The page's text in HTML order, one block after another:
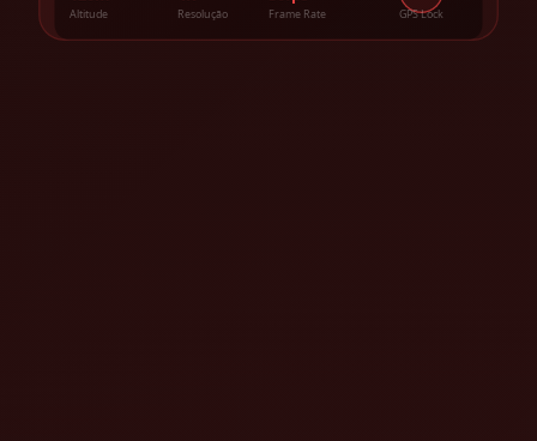
Altitude Resolução Frame Rate GPS Lock